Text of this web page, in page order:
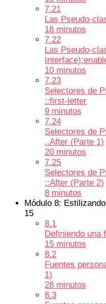
7.21
Las Pseudo-
18 minutos
7.22
Las Pseudo-
10 minutos
7.23
Selectores de
::first-letter
9 minutos
7.24
Selectores de
..After (Parte 1)
20 minutos
7.25
Selectores de
::After (Parte 2)
8 minutos
Módulo 8:
15
8.1
Definiendo una
15 minutos
8.2
Fuentes
1)
28 minutos
8.3